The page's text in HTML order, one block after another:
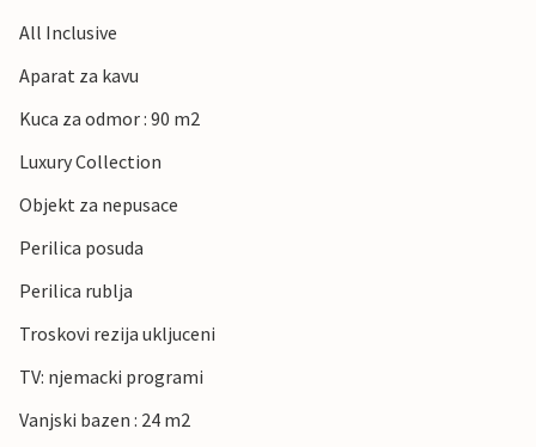
All Inclusive
Aparat za kavu
Kuca za odmor : 90 m2
Luxury Collection
Objekt za nepusace
Perilica posuda
Perilica rublja
Troskovi rezija ukljuceni
TV: njemacki programi
Vanjski bazen : 24 m2